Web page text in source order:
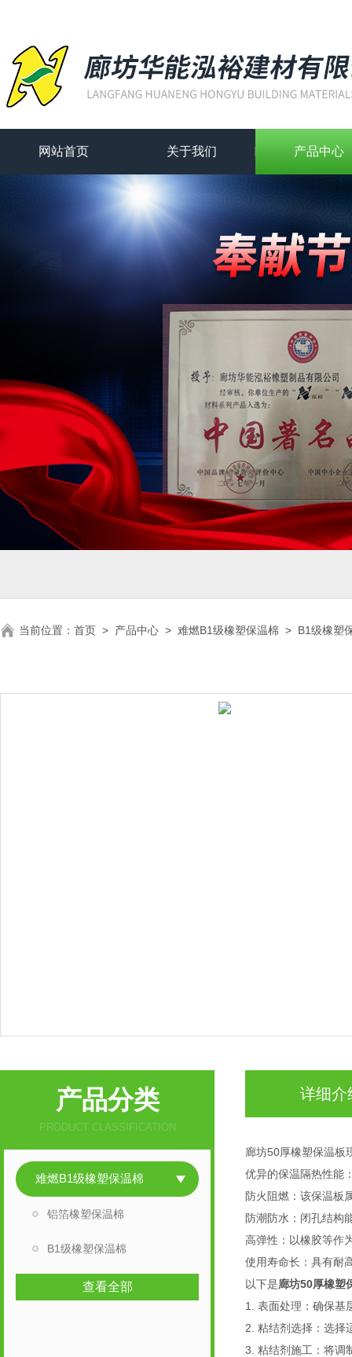
网站首页 关于我们 产品中心
当前位置： 首页 > 产品中心 > 难燃B1级橡塑保温棉 > B1级橡塑
产品分类
PRODUCT CLASSIFICATION
难燃B1级橡塑保温棉
铝箔橡塑保温棉
B1级橡塑保温棉
查看全部
详细介
廊坊50厚橡塑保温板
优异的保温隔热性能
防火阻燃：该保温板
防潮防水：闭孔结构
高弹性：以橡胶等作
使用寿命长：具有耐
以下是廊坊50厚橡塑
1. 表面处理：确保基
2. 粘结剂选择：选择
3. 粘结剂施工：将调